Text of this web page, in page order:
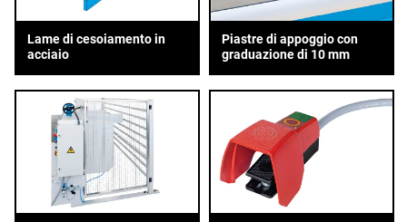
Lame di cesoiamento in
acciaio
Piastre di appoggio con
graduazione di 10 mm